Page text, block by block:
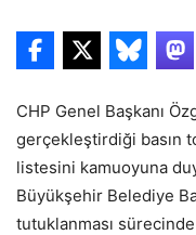
CHP Genel Başkanı
gerçekleştirdiği basın
listesini kamuoyuna
Büyükşehir Belediye
tutuklanması